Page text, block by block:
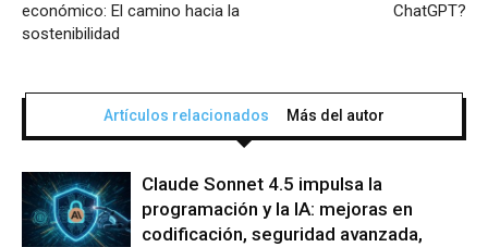
económico: El camino hacia la
sostenibilidad
ChatGPT?
Artículos relacionados Más del autor
Claude Sonnet 4.5 impulsa la
programación y la IA: mejoras en
codificación, seguridad avanzada,